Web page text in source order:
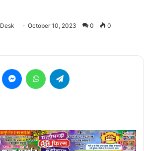
Desk October 10, 2023 0 0
LinkedIn MessengerWhatsApp